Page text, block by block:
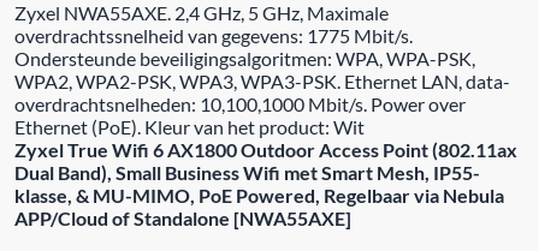
Zyxel NWA55AXE. 2,4 GHz, 5 GHz, Maximale
overdrachtssnelheid van gegevens: 1775 Mbit/s.
Ondersteunde beveiligingsalgoritmen: WPA, WPA-PSK,
WPA2, WPA2-PSK, WPA3, WPA3-PSK. Ethernet LAN, data-
overdrachtsnelheden: 10,100,1000 Mbit/s. Power over
Ethernet (PoE). Kleur van het product: Wit
Zyxel True Wifi 6 AX1800 Outdoor Access Point (802.11ax
Dual Band), Small Business Wifi met Smart Mesh, IP55-
klasse, & MU-MIMO, PoE Powered, Regelbaar via Nebula
APP/Cloud of Standalone [NWA55AXE]